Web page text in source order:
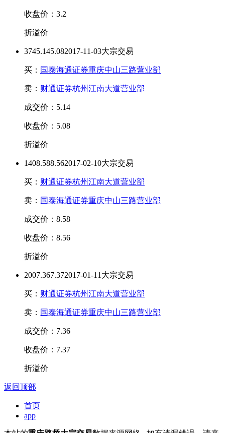
收盘价：3.2
折溢价
3745.145.082017-11-03大宗交易
买： 国泰海通证券重庆中山三路营业部
卖： 财通证券杭州江南大道营业部
成交价：5.14
收盘价：5.08
折溢价
1408.588.562017-02-10大宗交易
买： 财通证券杭州江南大道营业部
卖： 国泰海通证券重庆中山三路营业部
成交价：8.58
收盘价：8.56
折溢价
2007.367.372017-01-11大宗交易
买： 财通证券杭州江南大道营业部
卖： 国泰海通证券重庆中山三路营业部
成交价：7.36
收盘价：7.37
折溢价
返回顶部
首页
app